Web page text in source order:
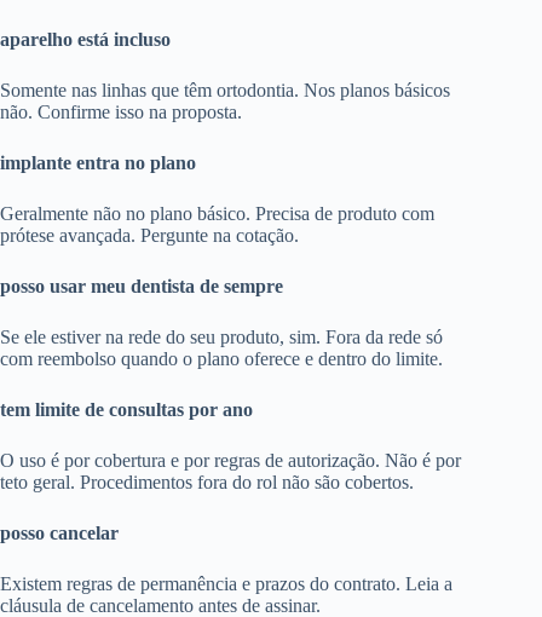
aparelho está incluso
Somente nas linhas que têm ortodontia. Nos planos básicos
não. Confirme isso na proposta.
implante entra no plano
Geralmente não no plano básico. Precisa de produto com
prótese avançada. Pergunte na cotação.
posso usar meu dentista de sempre
Se ele estiver na rede do seu produto, sim. Fora da rede só
com reembolso quando o plano oferece e dentro do limite.
tem limite de consultas por ano
O uso é por cobertura e por regras de autorização. Não é por
teto geral. Procedimentos fora do rol não são cobertos.
posso cancelar
Existem regras de permanência e prazos do contrato. Leia a
cláusula de cancelamento antes de assinar.